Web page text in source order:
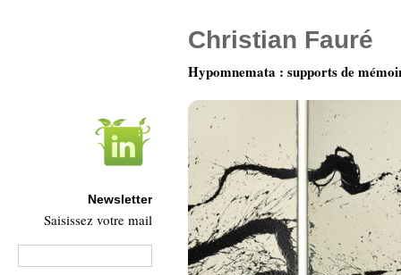
Christian Fauré
Hypomnemata : supports de
Newsletter
Saisissez votre mail